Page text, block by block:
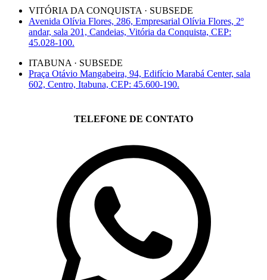
VITÓRIA DA CONQUISTA · SUBSEDE
Avenida Olívia Flores, 286, Empresarial Olívia Flores, 2º
andar, sala 201, Candeias, Vitória da Conquista, CEP:
45.028-100.
ITABUNA · SUBSEDE
Praça Otávio Mangabeira, 94, Edifício Marabá Center, sala
602, Centro, Itabuna, CEP: 45.600-190.
TELEFONE DE CONTATO